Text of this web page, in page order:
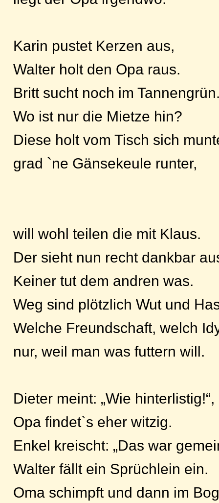
Karin pustet Kerzen aus,
Walter holt den Opa raus.
Britt sucht noch im
Wo ist nur die Mietze hin?
Diese holt vom Tisch sich
grad `ne Gänsekeule runter,
will wohl teilen die mit Klaus.
Der sieht nun recht dankbar
Keiner tut dem andren was.
Weg sind plötzlich Wut und
Welche Freundschaft, welch
nur, weil man was futtern will.
Dieter meint: „Wie hinterlistig!“,
Opa findet`s eher witzig.
Enkel kreischt: „Das war
Walter fällt ein Sprüchlein ein.
Oma schimpft und dann im